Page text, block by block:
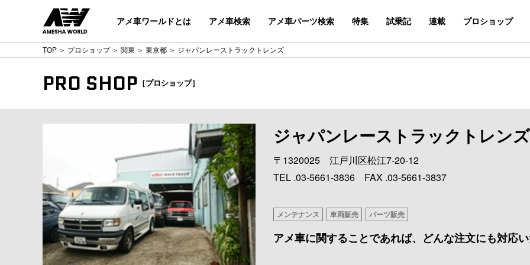
アメ車ワールドとは アメ車検索 アメ車パーツ検索 特集 試乗記 連載 プロショップ
TOP ＞ プロショップ＞ 関東 ＞ 東京都 ＞ ジャパンレーストラックトレンズ
PRO SHOP ［プロショップ］
ジャパンレーストラックトレンズ
〒1320025 江戸川区松江7-20-12
TEL .03-5661-3836 FAX .03-5661-3837
メンテナンス 車両販売 パーツ販売
アメ車に関することであれば、どんな注文にも対応